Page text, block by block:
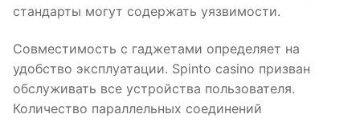
стандарты могут содержать уязвимости.
Совместимость с гаджетами определяет на
удобство эксплуатации. Spinto casino призван
обслуживать все устройства пользователя.
Количество параллельных соединений